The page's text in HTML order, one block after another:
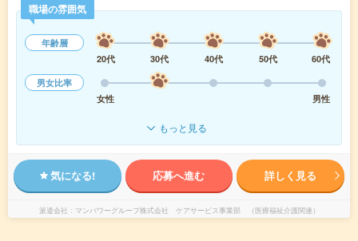
職場の雰囲気
年齢層
20代
30代 40代 50代
60代
男女比率
女性
男性
もっと見る
気になる! 応募へ進む 詳しく見る
派遣会社 マンパワーグループ株式会社 ケアサービス事業部 （医療福祉介護関連）